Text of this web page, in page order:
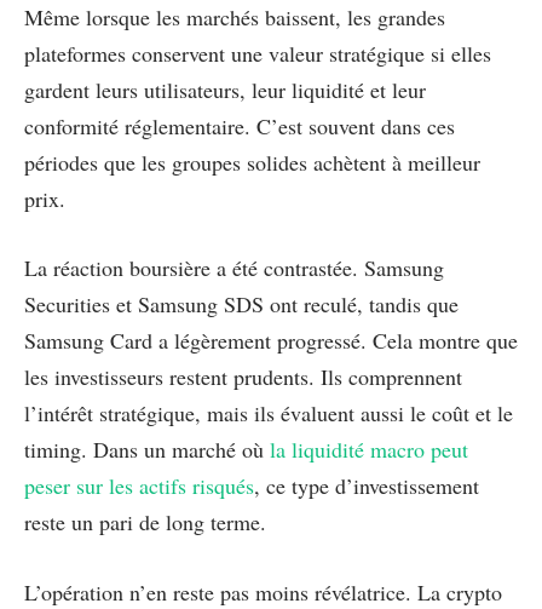
Même lorsque les marchés baissent, les grandes
plateformes conservent une valeur stratégique si elles
gardent leurs utilisateurs, leur liquidité et leur
conformité réglementaire. C’est souvent dans ces
périodes que les groupes solides achètent à meilleur
prix.
La réaction boursière a été contrastée. Samsung
Securities et Samsung SDS ont reculé, tandis que
Samsung Card a légèrement progressé. Cela montre que
les investisseurs restent prudents. Ils comprennent
l’intérêt stratégique, mais ils évaluent aussi le coût et le
timing. Dans un marché où la liquidité macro peut
peser sur les actifs risqués, ce type d’investissement
reste un pari de long terme.
L’opération n’en reste pas moins révélatrice. La crypto